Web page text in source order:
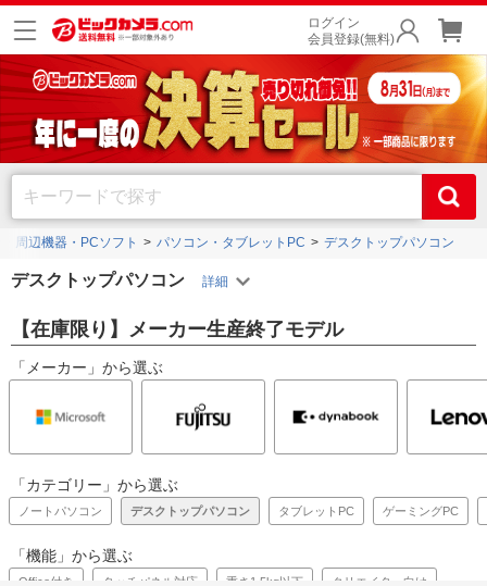
ログイン
会員登録(無料)
周辺機器・PCソフト パソコン・タブレットPC デスクトップパソコン
デスクトップパソコン
【在庫限り】メーカー生産終了モデル
「メーカー」から選ぶ
「カテゴリー」から選ぶ
ノートパソコン デスクトップパソコン タブレットPC ゲーミングPC
「機能」から選ぶ
Office付き タッチパネル対応 重さ1.5kg以下 クリエイター向け